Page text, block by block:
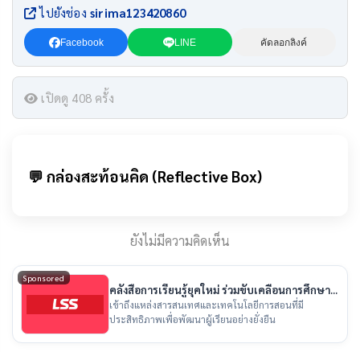
ไปยังช่องsirima123420860
Facebook LINE คัดลอกลิงค์
เปิดดู 408 ครั้ง
💬 กล่องสะท้อนคิด (Reflective Box)
ยังไม่มีความคิดเห็น
Sponsored
คลังสื่อการเรียนรู้ยุคใหม่ ร่วมขับเคลื่อนการศึกษา
ไทย
เข้าถึงแหล่งสารสนเทศและเทคโนโลยีการสอนที่มี
ประสิทธิภาพเพื่อพัฒนาผู้เรียนอย่างยั่งยืน